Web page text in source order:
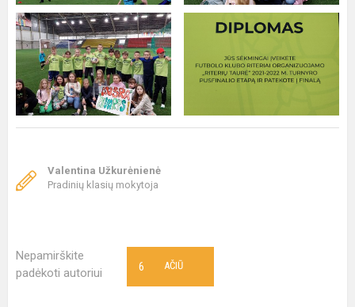
Valentina Užkurėnienė
Pradinių klasių mokytoja
Nepamirškite
padėkoti autoriui
AČIŪ
6